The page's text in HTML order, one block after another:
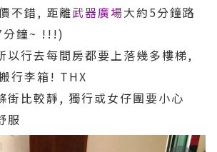
不錯, 距離武器廣場大約5分鐘路
分鐘~ !!!)
以行去每間房都要上落幾多樓梯,
行李箱! THX
街比較靜, 獨行或女仔團要小心
服